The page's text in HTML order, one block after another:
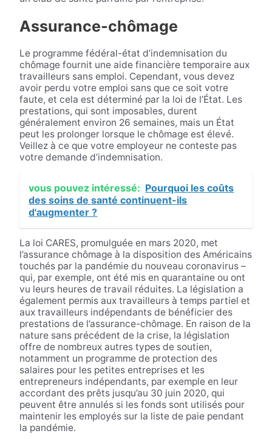
Assurance-chômage
Le programme fédéral-état d’indemnisation du
chômage fournit une aide financière temporaire aux
travailleurs sans emploi. Cependant, vous devez
avoir perdu votre emploi sans que ce soit votre
faute, et cela est déterminé par la loi de l’État. Les
prestations, qui sont imposables, durent
généralement environ 26 semaines, mais un État
peut les prolonger lorsque le chômage est élevé.
Veillez à ce que votre employeur ne conteste pas
votre demande d’indemnisation.
vous pouvez intéressé: Pourquoi les coûts
des soins de santé continuent-ils
d'augmenter ?
La loi CARES, promulguée en mars 2020, met
l’assurance chômage à la disposition des Américains
touchés par la pandémie du nouveau coronavirus –
qui, par exemple, ont été mis en quarantaine ou ont
vu leurs heures de travail réduites. La législation a
également permis aux travailleurs à temps partiel et
aux travailleurs indépendants de bénéficier des
prestations de l’assurance-chômage. En raison de la
nature sans précédent de la crise, la législation
offre de nombreux autres types de soutien,
notamment un programme de protection des
salaires pour les petites entreprises et les
entrepreneurs indépendants, par exemple en leur
accordant des prêts jusqu’au 30 juin 2020, qui
peuvent être annulés si les fonds sont utilisés pour
maintenir les employés sur la liste de paie pendant
la pandémie.